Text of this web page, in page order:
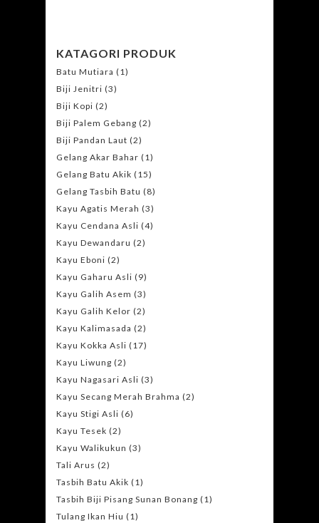
KATAGORI PRODUK
Batu Mutiara (1)
Biji Jenitri (3)
Biji Kopi (2)
Biji Palem Gebang (2)
Biji Pandan Laut (2)
Gelang Akar Bahar (1)
Gelang Batu Akik (15)
Gelang Tasbih Batu (8)
Kayu Agatis Merah (3)
Kayu Cendana Asli (4)
Kayu Dewandaru (2)
Kayu Eboni (2)
Kayu Gaharu Asli (9)
Kayu Galih Asem (3)
Kayu Galih Kelor (2)
Kayu Kalimasada (2)
Kayu Kokka Asli (17)
Kayu Liwung (2)
Kayu Nagasari Asli (3)
Kayu Secang Merah Brahma (2)
Kayu Stigi Asli (6)
Kayu Tesek (2)
Kayu Walikukun (3)
Tali Arus (2)
Tasbih Batu Akik (1)
Tasbih Biji Pisang Sunan Bonang (1)
Tulang Ikan Hiu (1)